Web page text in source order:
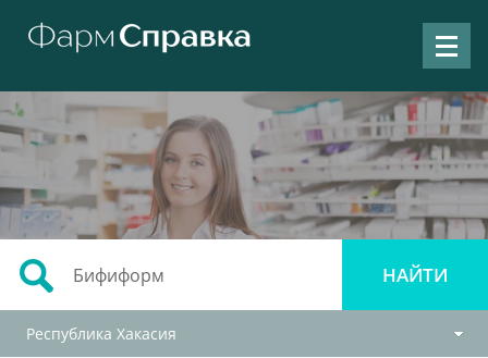
Республика Хакасия